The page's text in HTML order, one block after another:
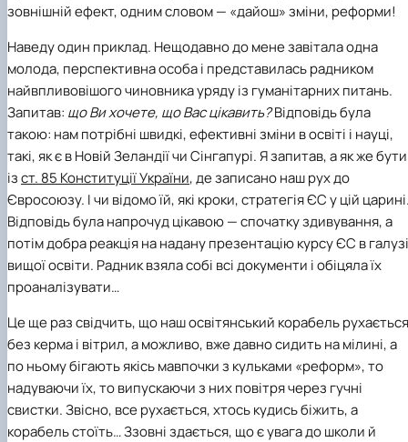
зовнішній ефект, одним словом — «дайош» зміни, реформи!
Наведу один приклад. Нещодавно до мене завітала одна
молода, перспективна особа і представилась радником
найвпливовішого чиновника уряду із гуманітарних питань.
Запитав: що Ви хочете, що Вас цікавить?Відповідь була
такою: нам потрібні швидкі, ефективні зміни в освіті і науці,
такі, як є в Новій Зеландії чи Сінгапурі. Я запитав, а як же бути
ізст. 85 Конституції України, де записано наш рух до
Євросоюзу. І чи відомо їй, які кроки, стратегія ЄС у цій
Відповідь була напрочуд цікавою — спочатку здивування, а
потім добра реакція на надану презентацію курсу ЄС в галузі
вищої освіти. Радник взяла собі всі документи і обіцяла їх
проаналізувати…
Це ще раз свідчить, що наш освітянський корабель рухається
без керма і вітрил, а можливо, вже давно сидить на мілині, а
по ньому бігають якісь мавпочки з кульками «реформ», то
надуваючи їх, то випускаючи з них повітря через гучні
свистки. Звісно, все рухається, хтось кудись біжить, а
корабель стоїть… Ззовні здається, що є увага до школи й